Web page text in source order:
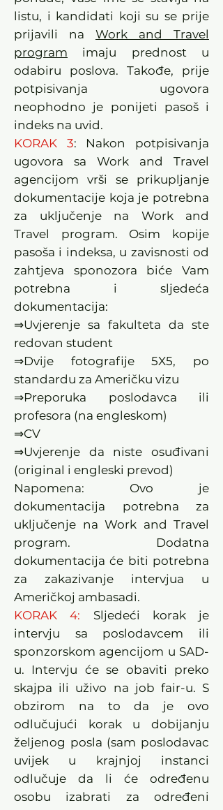
listu, i kandidati koji su se prije
prijavili na Work and Travel
program imaju prednost u
odabiru poslova. Takođe, prije
potpisivanja ugovora
neophodno je ponijeti pasoš i
indeks na uvid.
KORAK 3: Nakon potpisivanja
ugovora sa Work and Travel
agencijom vrši se prikupljanje
dokumentacije koja je potrebna
za uključenje na Work and
Travel program. Osim kopije
pasoša i indeksa, u zavisnosti od
zahtjeva sponozora biće Vam
potrebna i sljedeća
dokumentacija:
⇒Uvjerenje sa fakulteta da ste
redovan student
⇒Dvije fotografije 5X5, po
standardu za Američku vizu
⇒Preporuka poslodavca ili
profesora (na engleskom)
⇒CV
⇒Uvjerenje da niste osuđivani
(original i engleski prevod)
Napomena: Ovo je
dokumentacija potrebna za
uključenje na Work and Travel
program. Dodatna
dokumentacija će biti potrebna
za zakazivanje intervjua u
Američkoj ambasadi.
KORAK 4: Sljedeći korak je
intervju sa poslodavcem ili
sponzorskom agencijom u SAD-
u. Intervju će se obaviti preko
skajpa ili uživo na job fair-u. S
obzirom na to da je ovo
odlučujući korak u dobijanju
željenog posla (sam poslodavac
uvijek u krajnjoj instanci
odlučuje da li će određenu
osobu izabrati za određeni